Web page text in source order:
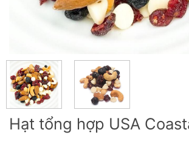
Hạt tổng hợp USA